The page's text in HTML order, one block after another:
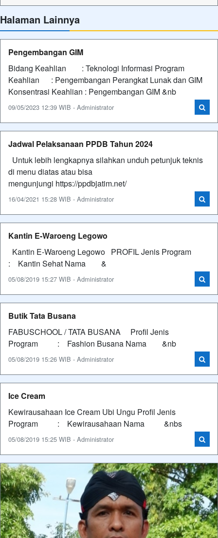
Halaman Lainnya
Pengembangan GIM
Bidang Keahlian : Teknologi Informasi Program
Keahlian : Pengembangan Perangkat Lunak dan GIM
Konsentrasi Keahlian : Pengembangan GIM &nb
09/05/2023 12:39 WIB - Administrator
Jadwal Pelaksanaan PPDB Tahun 2024
Untuk lebih lengkapnya silahkan unduh petunjuk teknis
di menu diatas atau bisa
mengunjungi https://ppdbjatim.net/
16/04/2021 15:28 WIB - Administrator
Kantin E-Waroeng Legowo
Kantin E-Waroeng Legowo PROFIL Jenis Program
: Kantin Sehat Nama &
05/08/2019 15:27 WIB - Administrator
Butik Tata Busana
FABUSCHOOL / TATA BUSANA Profil Jenis
Program : Fashion Busana Nama &nb
05/08/2019 15:26 WIB - Administrator
Ice Cream
Kewirausahaan Ice Cream Ubi Ungu Profil Jenis
Program : Kewirausahaan Nama &nbs
05/08/2019 15:25 WIB - Administrator